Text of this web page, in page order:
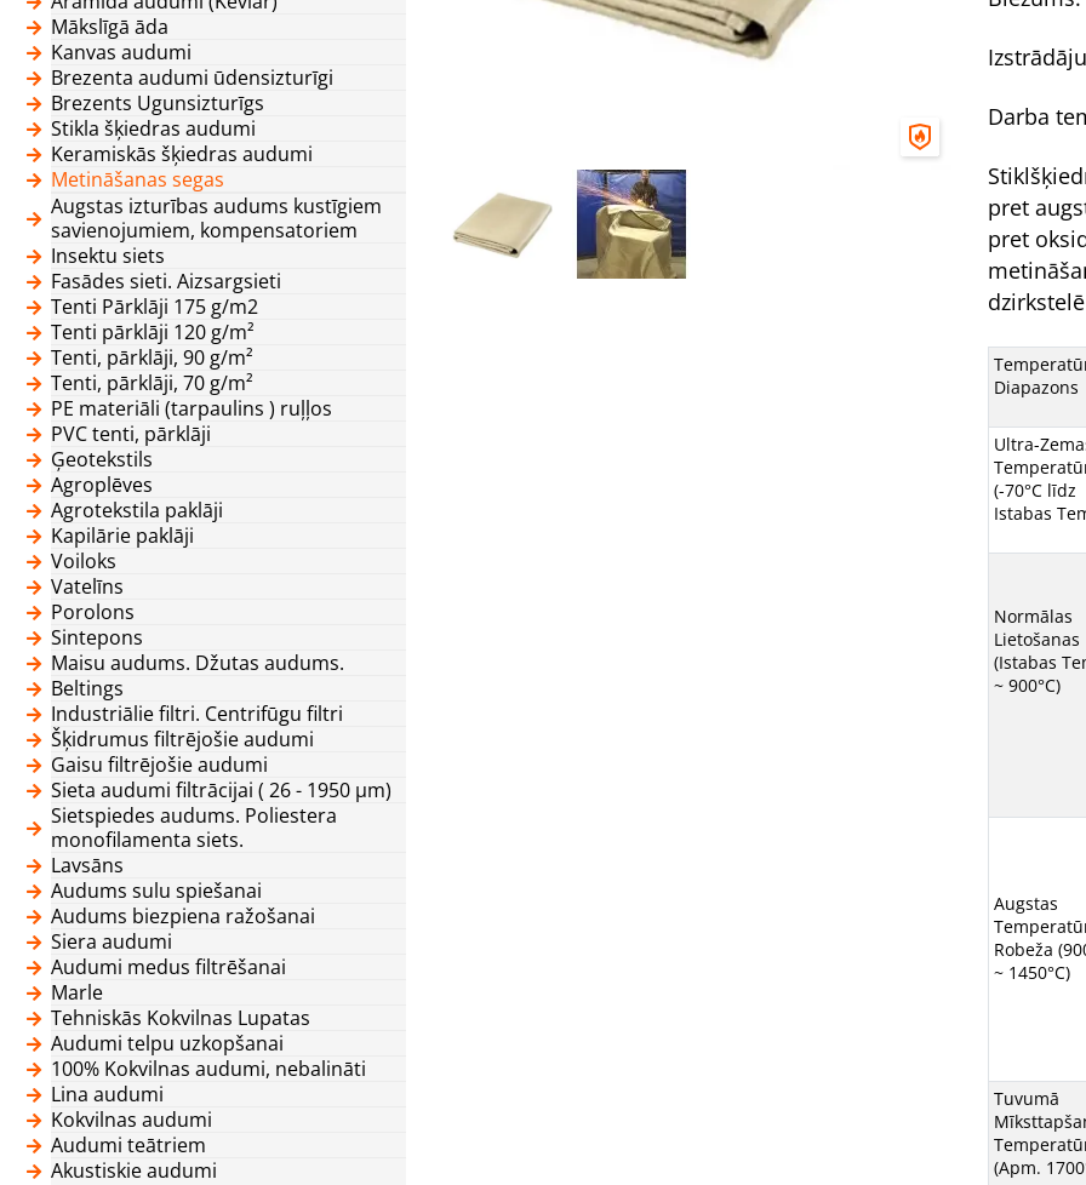
Mākslīgā āda
Kanvas audumi
Brezenta audumi ūdensizturīgi
Brezents Ugunsizturīgs
Stikla šķiedras audumi
Keramiskās šķiedras audumi
Metināšanas segas
Augstas izturības audums kustīgiem
savienojumiem, kompensatoriem
Insektu siets
Fasādes sieti. Aizsargsieti
Tenti Pārklāji 175 g/m2
Tenti pārklāji 120 g/m²
Tenti, pārklāji, 90 g/m²
Tenti, pārklāji, 70 g/m²
PE materiāli (tarpaulins ) ruļļos
PVC tenti, pārklāji
Ģeotekstils
Agroplēves
Agrotekstila paklāji
Kapilārie paklāji
Voiloks
Vatelīns
Porolons
Sintepons
Maisu audums. Džutas audums.
Beltings
Industriālie filtri. Centrifūgu filtri
Šķidrumus filtrējošie audumi
Gaisu filtrējošie audumi
Sieta audumi filtrācijai ( 26 - 1950 μm)
Sietspiedes audums. Poliestera
monofilamenta siets.
Lavsāns
Audums sulu spiešanai
Audums biezpiena ražošanai
Siera audumi
Audumi medus filtrēšanai
Marle
Tehniskās Kokvilnas Lupatas
Audumi telpu uzkopšanai
100% Kokvilnas audumi, nebalināti
Lina audumi
Kokvilnas audumi
Audumi teātriem
Akustiskie audumi
Darba
pret
pret
Diapazons
Ultra-
(-70°C līdz
Istabas
Normālas
Lietošanas
(Istabas
~ 900°C)
Augstas
Robeža
~ 1450°C)
Tuvumā
(Apm.